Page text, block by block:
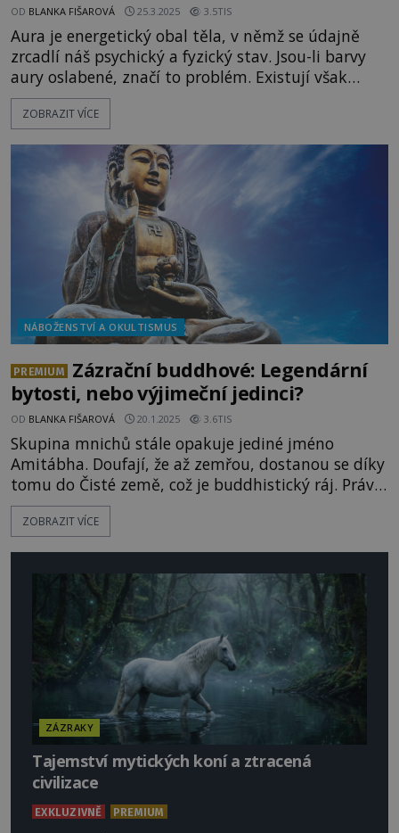
OD BLANKA FIŠAROVÁ 25.3.2025 3.5TIS
Aura je energetický obal těla, v němž se údajně
zrcadlí náš psychický a fyzický stav. Jsou-li barvy
aury oslabené, značí to problém. Existují však
metody, které umožňují působit přímo na auru a
barvám v ní navrátit harmonii. To pak prý přináší i
podstoupit a zjistit, zda skutečně funguje! Podle e
ZOBRAZIT VÍCE
NÁBOŽENSTVÍ A OKULTISMUS
PREMIUM
Zázrační buddhové: Legendární
bytosti, nebo výjimeční jedinci?
OD BLANKA FIŠAROVÁ 20.1.2025 3.6TIS
Skupina mnichů stále opakuje jediné jméno
Amitábha. Doufají, že až zemřou, dostanou se díky
tomu do Čisté země, což je buddhistický ráj. Právě
tento svět blaženosti totiž prý stvořil Buddha
jménem Amitábha. Zrodily se příběhy o
skutečnost? Přízvisko buddha si nejčastěji
spojujeme s indickým princem Siddh
ZOBRAZIT VÍCE
ZÁZRAKY
Tajemství mytických koní a ztracená
civilizace
EXKLUZIVNĚ PREMIUM